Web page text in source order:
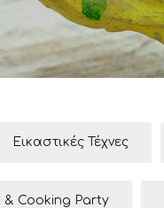
Εικαστικές Τέχνες
& Cooking Party